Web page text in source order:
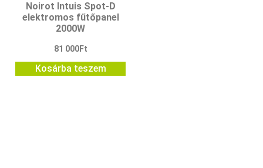
Noirot Intuis Spot-D
elektromos fűtőpanel
2000W
81 000Ft
Kosárba teszem